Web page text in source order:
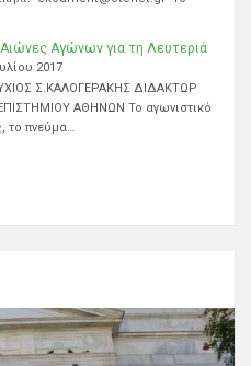
Αγώνων για τη Λευτεριά
2017
Σ.ΚΑΛΟΓΕΡΑΚΗΣ ΔΙΔΑΚΤΩΡ
ΑΘΗΝΩΝ Το αγωνιστικό
το πνεύμα…